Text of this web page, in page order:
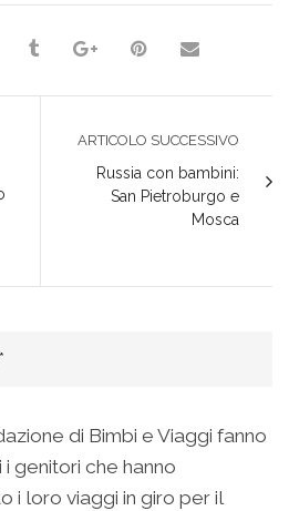
ARTICOLO SUCCESSIVO
Russia con bambini:
San Pietroburgo e
Mosca
di Bimbi e Viaggi fanno
genitori che hanno
i loro viaggi in giro per il